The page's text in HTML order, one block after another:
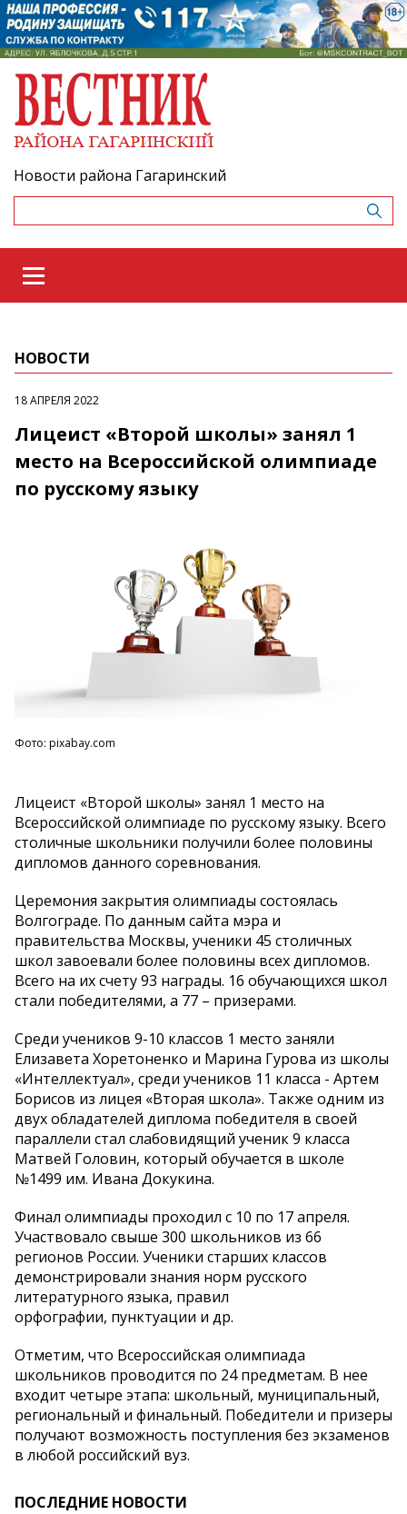
Новости района Гагаринский
НОВОСТИ
18 АПРЕЛЯ 2022
Лицеист «Второй школы» занял 1
место на Всероссийской олимпиаде
по русскому языку
Фото: pixabay.com
Лицеист «Второй школы» занял 1 место на
Всероссийской олимпиаде по русскому языку. Всего
столичные школьники получили более половины
дипломов данного соревнования.
Церемония закрытия олимпиады состоялась
Волгограде. По данным сайта мэра и
правительства Москвы, ученики 45 столичных
школ завоевали более половины всех дипломов.
Всего на их счету 93 награды. 16 обучающихся школ
стали победителями, а 77 – призерами.
Среди учеников 9-10 классов 1 место заняли
Елизавета Хоретоненко и Марина Гурова из школы
«Интеллектуал», среди учеников 11 класса - Артем
Борисов из лицея «Вторая школа». Также одним из
двух обладателей диплома победителя в своей
параллели стал слабовидящий ученик 9 класса
Матвей Головин, который обучается в школе
№1499 им. Ивана Докукина.
Финал олимпиады проходил с 10 по 17 апреля.
Участвовало свыше 300 школьников из 66
регионов России. Ученики старших классов
демонстрировали знания норм русского
литературного языка, правил
орфографии, пунктуации и др.
Отметим, что Всероссийская олимпиада
школьников проводится по 24 предметам. В нее
входит четыре этапа: школьный, муниципальный,
региональный и финальный. Победители и призеры
получают возможность поступления без экзаменов
в любой российский вуз.
ПОСЛЕДНИЕ НОВОСТИ